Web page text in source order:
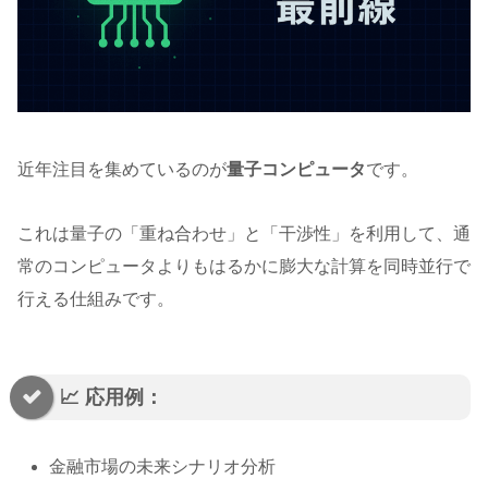
近年注目を集めているのが量子コンピュータです。
これは量子の「重ね合わせ」と「干渉性」を利用して、通
常のコンピュータよりもはるかに膨大な計算を同時並行で
行える仕組みです。
📈 応用例：
金融市場の未来シナリオ分析